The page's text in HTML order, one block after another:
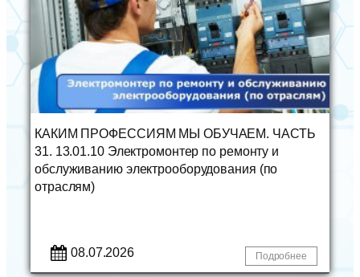
КАКИМ ПРОФЕССИЯМ МЫ ОБУЧАЕМ. ЧАСТЬ
31. 13.01.10 Электромонтер по ремонту и
обслуживанию электрооборудования (по
отраслям)
08.07.2026 Подробнее